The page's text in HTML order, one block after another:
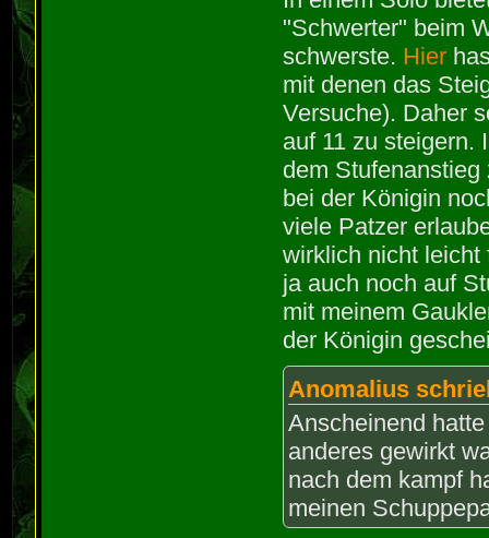
"Schwerter" beim
schwerste. Hier
mit denen das
Versuche). Daher
auf 11 zu steigern.
dem
bei der Königin
viele Patzer
wirklich nicht
ja auch noch auf
mit meinem
der Königin
Anomalius
Anscheinend
anderes gewirkt
nach dem kampf
meinen